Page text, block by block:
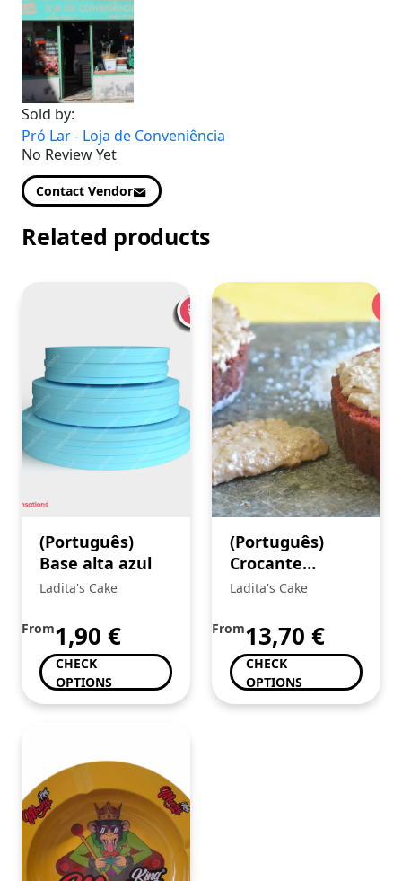
Sold by:
Pró Lar - Loja de Conveniência
No Review Yet
Contact Vendor
Related products
(Português)
Base alta azul
Ladita's Cake
From1,90 €
CHECK
OPTIONS
(Português)
Crocante
Caramelo e Flor
Ladita's Cake
From13,70 €
CHECK
OPTIONS